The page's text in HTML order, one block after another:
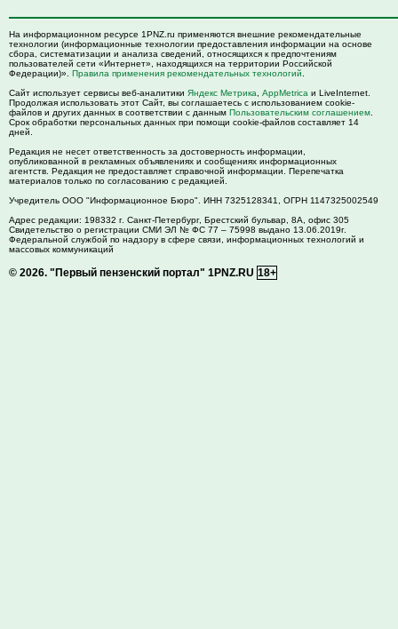
На информационном ресурсе 1PNZ.ru применяются внешние рекомендательные
технологии (информационные технологии предоставления информации на основе
сбора, систематизации и анализа сведений, относящихся к предпочтениям
пользователей сети «Интернет», находящихся на территории Российской
Федерации)». Правила применения рекомендательных технологий
Сайт использует сервисы веб-аналитики Яндекс Метрика AppMetrica и LiveInternet.
Продолжая использовать этот Сайт, вы соглашаетесь с использованием cookie-
файлов и других данных в соответствии с данным Пользовательским соглашением
Срок обработки персональных данных при помощи cookie-файлов составляет 14
дней.
Редакция не несет ответственность за достоверность информации,
опубликованной в рекламных объявлениях и сообщениях информационных
агентств. Редакция не предоставляет справочной информации. Перепечатка
материалов только по согласованию с редакцией.
Учредитель ООО "Информационное Бюро". ИНН 7325128341, ОГРН 1147325002549
Адрес редакции: 198332 г. Санкт-Петербург, Брестский бульвар, 8А, офис 305
Свидетельство о регистрации СМИ ЭЛ № ФС 77 – 75998 выдано 13.06.2019г.
Федеральной службой по надзору в сфере связи, информационных технологий и
массовых коммуникаций
© 2026. "Первый пензенский портал" 1PNZ.RU 18+